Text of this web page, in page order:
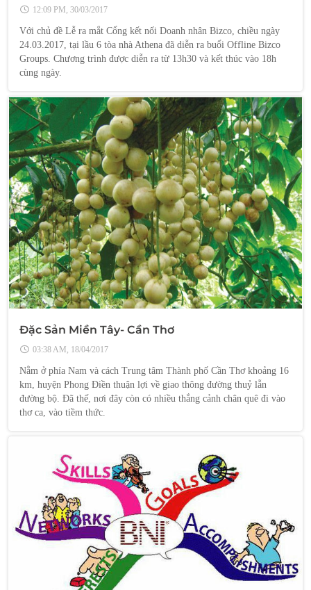
doanh nghiệp
12:09 PM, 30/03/2017
Với chủ đề Lễ ra mắt Cổng kết nối Doanh nhân Bizco, chiều ngày
24.03.2017, tại lầu 6 tòa nhà Athena đã diễn ra buổi Offline Bizco
Groups. Chương trình được diễn ra từ 13h30 và kết thúc vào 18h
cùng ngày.
Đặc Sản Miền Tây- Cần Thơ
03:38 AM, 18/04/2017
Nằm ở phía Nam và cách Trung tâm Thành phố Cần Thơ khoảng 16
km, huyện Phong Điền thuận lợi về giao thông đường thuỷ lẫn
đường bộ. Đã thế, nơi đây còn có nhiều thắng cảnh chân quê đi vào
thơ ca, vào tiềm thức.